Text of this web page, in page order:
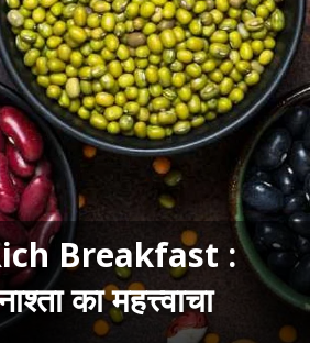
Breakfast :
का महत्त्वाचा